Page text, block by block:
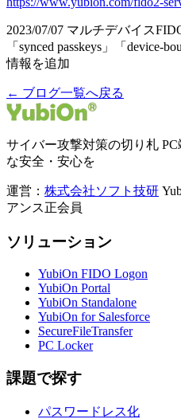
2023/07/07 マルチデバイス
「synced passkeys」「device-
情報を追加
← ブログ一覧へ戻る
サイバー攻撃対策の切り札
な安全・安心を
運営： 株式会社ソフト技研
アンス正会員
ソリューション
YubiOn FIDO Logon
YubiOn Portal
YubiOn Standalone
YubiOn for Salesforce
SecureFileTransfer
PC Locker
課題で探す
パスワードレス化